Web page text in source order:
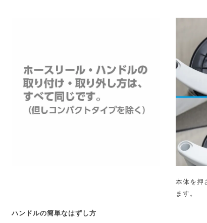
本体を押
ます。
ハンドルの簡単なはずし方